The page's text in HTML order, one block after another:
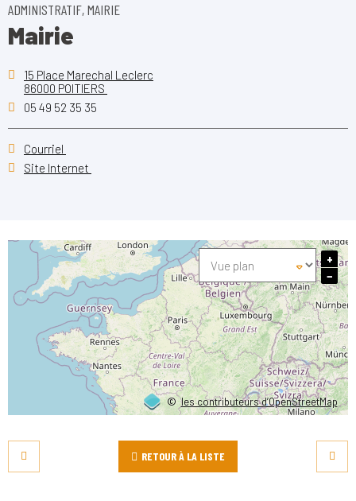
ADMINISTRATIF, MAIRIE
Mairie
15 Place Marechal Leclerc
86000 POITIERS
05 49 52 35 35
Courriel
Site Internet
©les contributeurs d’OpenStreetMap
+
−
RETOUR À LA LISTE